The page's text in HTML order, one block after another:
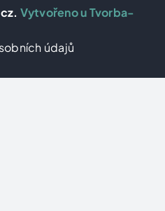
Vytvořeno u Tvorba-
údajů